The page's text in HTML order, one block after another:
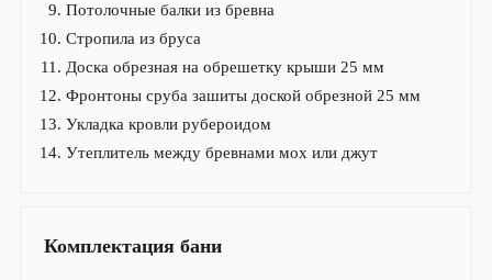
Потолочные балки из бревна
Стропила из бруса
Доска обрезная на обрешетку крыши 25 мм
Фронтоны сруба зашиты доской обрезной 25 мм
Укладка кровли рубероидом
Утеплитель между бревнами мох или джут
Комплектация бани